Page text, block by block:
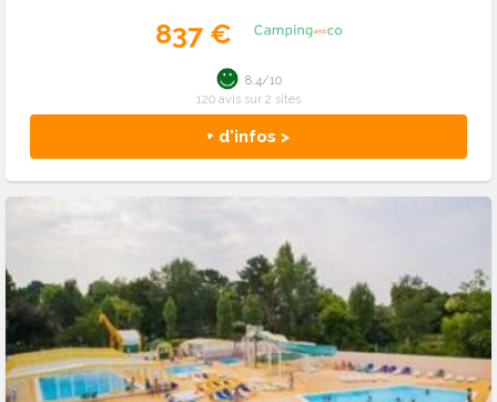
837 €
+ d'infos >
8.4/10
120 avis sur 2 sites